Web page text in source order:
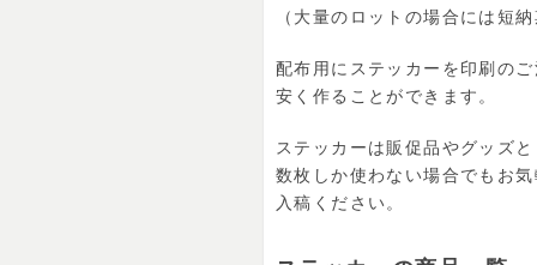
（大量のロットの場合には短
配布用にステッカーを印刷の
安く作ることができます。
ステッカーは販促品やグッズ
数枚しか使わない場合でもお
入稿ください。